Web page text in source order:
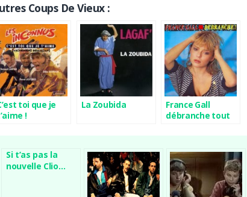
Coups De Vieux :
toi que je
!
La Zoubida
France Gall
débranche tout
Si t’as pas la
nouvelle Clio…